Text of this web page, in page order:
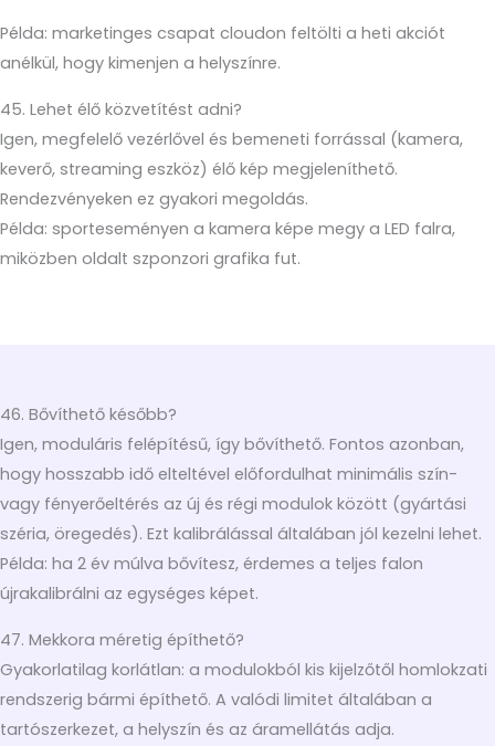
Példa: marketinges csapat cloudon feltölti a heti akciót
anélkül, hogy kimenjen a helyszínre.
45. Lehet élő közvetítést adni?
Igen, megfelelő vezérlővel és bemeneti forrással (kamera,
keverő, streaming eszköz) élő kép megjeleníthető.
Rendezvényeken ez gyakori megoldás.
Példa: sporteseményen a kamera képe megy a LED falra,
miközben oldalt szponzori grafika fut.
46. Bővíthető később?
Igen, moduláris felépítésű, így bővíthető. Fontos azonban,
hogy hosszabb idő elteltével előfordulhat minimális szín-
vagy fényerőeltérés az új és régi modulok között (gyártási
széria, öregedés). Ezt kalibrálással általában jól kezelni lehet.
Példa: ha 2 év múlva bővítesz, érdemes a teljes falon
újrakalibrálni az egységes képet.
47. Mekkora méretig építhető?
Gyakorlatilag korlátlan: a modulokból kis kijelzőtől homlokzati
rendszerig bármi építhető. A valódi limitet általában a
tartószerkezet, a helyszín és az áramellátás adja.